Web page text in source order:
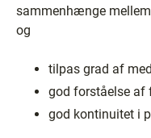
sammenhænge
og
tilpas grad af
god forståelse af
god kontinuitet i